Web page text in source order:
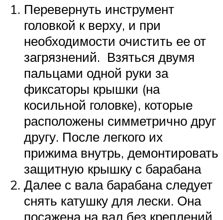
Перевернуть инструмент
головкой к верху, и при
необходимости очистить ее от
загрязнений. Взяться двумя
пальцами одной руки за
фиксаторы крышки (на
косильной головке), которые
расположены симметрично друг
другу. После легкого их
прижима внутрь, демонтировать
защитную крышку с барабана
Далее с вала барабана следует
снять катушку для лески. Она
посажена на вал без креплений,